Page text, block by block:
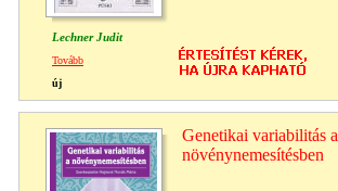
Lechner Judit
Tovább
új
Genetikai variabilitás a
növénynemesítésben